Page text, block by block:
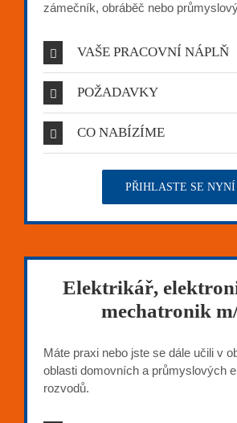
zámečník, obráběč nebo
VAŠE PRACOVNÍ NÁPLŇ
POŽADAVKY
CO NABÍZÍME
PŘIHLASTE SE NYNÍ
Elektrikář,
mechatronik
Máte praxi nebo jste se dále učili v
oblasti domovních a průmyslových
rozvodů.